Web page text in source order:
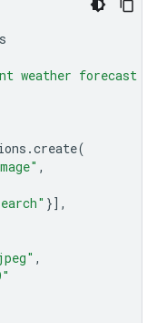
weather forecast
.create(
,
}],
,